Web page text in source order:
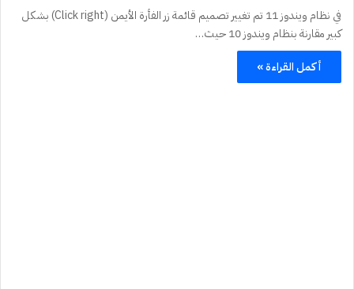
في نظام ويندوز 11 تم تغيير تصميم قائمة زر الفأرة الأيمن (Click right) بشكل
كبير مقارنة بنظام ويندوز 10 حيث…
أكمل القراءة »